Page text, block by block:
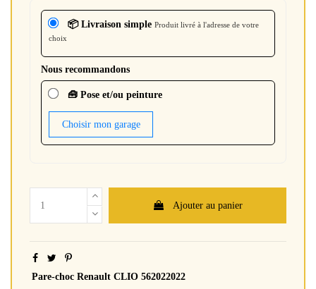
📦 Livraison simple Produit livré à l'adresse de votre
choix
Nous recommandons
🧰 Pose et/ou peinture
Choisir mon garage
Ajouter au panier
Pare-choc Renault CLIO 562022022